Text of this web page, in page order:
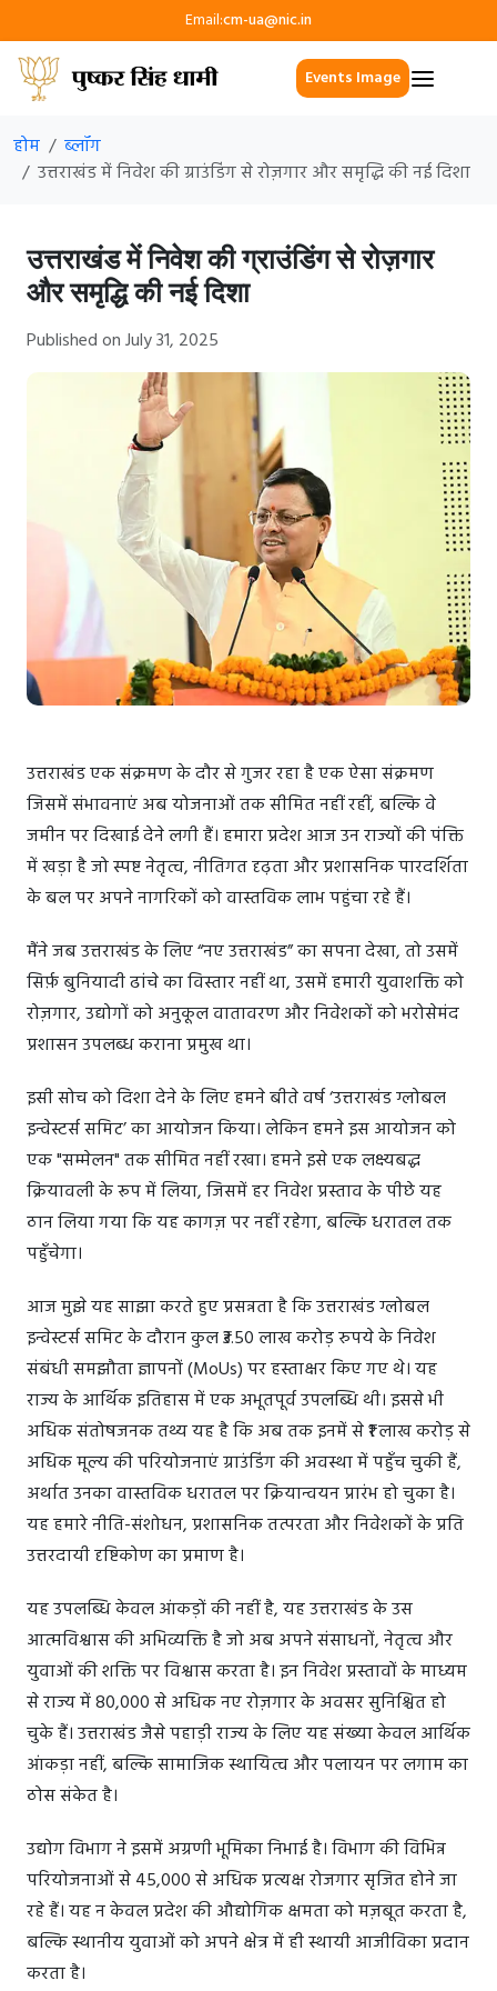
Email:cm-ua@nic.in
Events Image
होम
ब्लॉग
उत्तराखंड में निवेश की ग्राउंडिंग से रोज़गार और समृद्धि की नई दिशा
उत्तराखंड में निवेश की ग्राउंडिंग से रोज़गार
और समृद्धि की नई दिशा
Published on July 31, 2025
उत्तराखंड एक संक्रमण के दौर से गुजर रहा है एक ऐसा संक्रमण
जिसमें संभावनाएं अब योजनाओं तक सीमित नहीं रहीं, बल्कि वे
जमीन पर दिखाई देने लगी हैं। हमारा प्रदेश आज उन राज्यों की पंक्ति
में खड़ा है जो स्पष्ट नेतृत्व, नीतिगत दृढ़ता और प्रशासनिक पारदर्शिता
के बल पर अपने नागरिकों को वास्तविक लाभ पहुंचा रहे हैं।
मैंने जब उत्तराखंड के लिए “नए उत्तराखंड” का सपना देखा, तो उसमें
सिर्फ़ बुनियादी ढांचे का विस्तार नहीं था, उसमें हमारी युवाशक्ति को
रोज़गार, उद्योगों को अनुकूल वातावरण और निवेशकों को भरोसेमंद
प्रशासन उपलब्ध कराना प्रमुख था।
इसी सोच को दिशा देने के लिए हमने बीते वर्ष ‘उत्तराखंड ग्लोबल
इन्वेस्टर्स समिट’ का आयोजन किया। लेकिन हमने इस आयोजन को
एक "सम्मेलन" तक सीमित नहीं रखा। हमने इसे एक लक्ष्यबद्ध
क्रियावली के रूप में लिया, जिसमें हर निवेश प्रस्ताव के पीछे यह
ठान लिया गया कि यह कागज़ पर नहीं रहेगा, बल्कि धरातल तक
पहुँचेगा।
आज मुझे यह साझा करते हुए प्रसन्नता है कि उत्तराखंड ग्लोबल
इन्वेस्टर्स समिट के दौरान कुल ₹3.50 लाख करोड़ रुपये के निवेश
संबंधी समझौता ज्ञापनों (MoUs) पर हस्ताक्षर किए गए थे। यह
राज्य के आर्थिक इतिहास में एक अभूतपूर्व उपलब्धि थी। इससे भी
अधिक संतोषजनक तथ्य यह है कि अब तक इनमें से ₹1 लाख करोड़ से
अधिक मूल्य की परियोजनाएं ग्राउंडिंग की अवस्था में पहुँच चुकी हैं,
अर्थात उनका वास्तविक धरातल पर क्रियान्वयन प्रारंभ हो चुका है।
यह हमारे नीति-संशोधन, प्रशासनिक तत्परता और निवेशकों के प्रति
उत्तरदायी दृष्टिकोण का प्रमाण है।
यह उपलब्धि केवल आंकड़ों की नहीं है, यह उत्तराखंड के उस
आत्मविश्वास की अभिव्यक्ति है जो अब अपने संसाधनों, नेतृत्व और
युवाओं की शक्ति पर विश्वास करता है। इन निवेश प्रस्तावों के माध्यम
से राज्य में 80,000 से अधिक नए रोज़गार के अवसर सुनिश्चित हो
चुके हैं। उत्तराखंड जैसे पहाड़ी राज्य के लिए यह संख्या केवल आर्थिक
आंकड़ा नहीं, बल्कि सामाजिक स्थायित्व और पलायन पर लगाम का
ठोस संकेत है।
उद्योग विभाग ने इसमें अग्रणी भूमिका निभाई है। विभाग की विभिन्न
परियोजनाओं से 45,000 से अधिक प्रत्यक्ष रोजगार सृजित होने जा
रहे हैं। यह न केवल प्रदेश की औद्योगिक क्षमता को मज़बूत करता है,
बल्कि स्थानीय युवाओं को अपने क्षेत्र में ही स्थायी आजीविका प्रदान
करता है।